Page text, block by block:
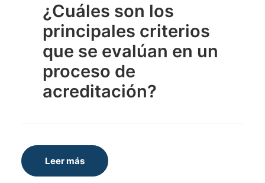
¿Cuáles son los
principales criterios
que se evalúan en un
proceso de
acreditación?
Leer más